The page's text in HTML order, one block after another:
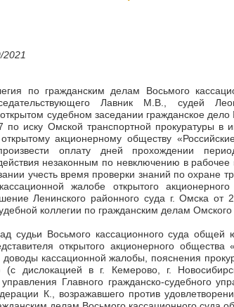
по гражданским делам Восьмого
Лавник М.В., судей
судебном заседании гражданское
по иску Омской транспортной прокуратуры
акционерному обществу
оплату дней прохождении
незаконным по невключению в
учесть время проверки знаний по охране
жалобе открытого
Ленинского районного суда г. Омска от
коллегии по гражданским делам Омского
судьи Восьмого кассационного суда
открытого акционерного
кассационной жалобы, пояснения
(с дислокацией в г. Кемерово, г.
управления Главного гражданско-судебного
К., возражавшего против